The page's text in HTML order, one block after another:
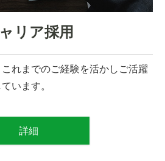
リア採用
れまでのご経験を活かしご活躍
います。
詳細